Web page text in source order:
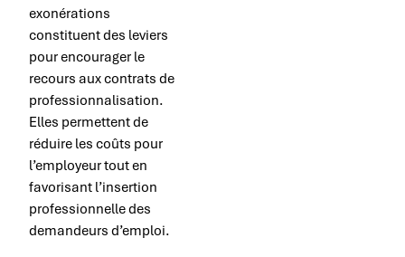
exonérations
constituent des leviers
pour encourager le
recours aux contrats de
professionnalisation.
Elles permettent de
réduire les coûts pour
l’employeur tout en
favorisant l’insertion
professionnelle des
demandeurs d’emploi.